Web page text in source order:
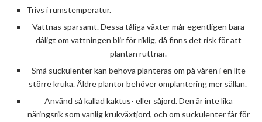
Trivs i rumstemperatur.
Vattnas sparsamt. Dessa tåliga växter mår egentligen bara
dåligt om vattningen blir för riklig, då finns det risk för att
plantan ruttnar.
Små suckulenter kan behöva planteras om på våren i en lite
större kruka. Äldre plantor behöver omplantering mer sällan.
Använd så kallad kaktus- eller såjord. Den är inte lika
näringsrik som vanlig krukväxtjord, och om suckulenter får för